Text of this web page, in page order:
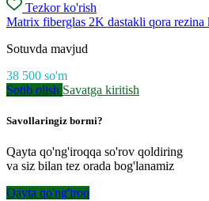
Tezkor ko'rish
Matrix fiberglas 2K dastakli qora rezina
Sotuvda mavjud
38 500 so'm
Sotib olish Savatga kiritish
Savollaringiz bormi?
Qayta qo'ng'iroqqa so'rov qoldiring
va siz bilan tez orada bog'lanamiz
Qayta qo'ng'iroq